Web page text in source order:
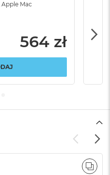
Mac
564 zł